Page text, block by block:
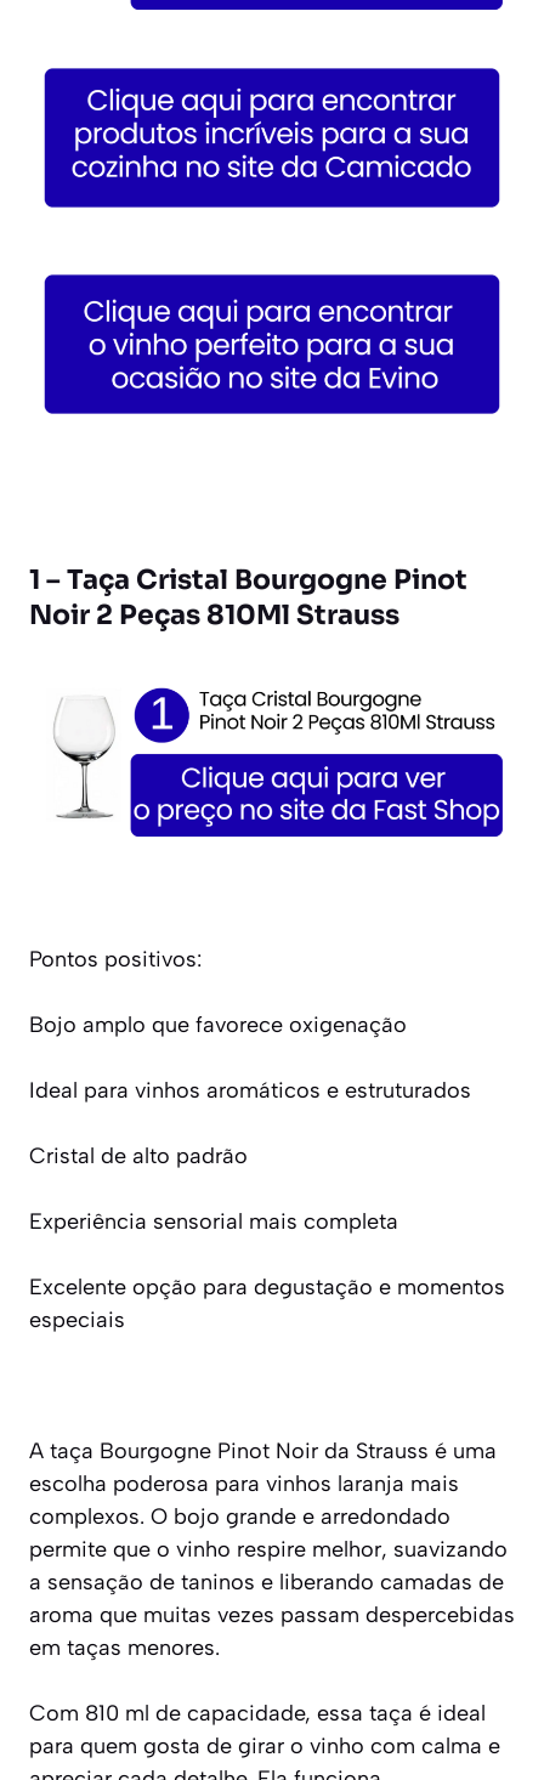
1 – Taça Cristal Bourgogne Pinot
Noir 2 Peças 810Ml Strauss
Pontos positivos:
Bojo amplo que favorece oxigenação
Ideal para vinhos aromáticos e estruturados
Cristal de alto padrão
Experiência sensorial mais completa
Excelente opção para degustação e momentos
especiais
A taça Bourgogne Pinot Noir da Strauss é uma
escolha poderosa para vinhos laranja mais
complexos. O bojo grande e arredondado
permite que o vinho respire melhor, suavizando
a sensação de taninos e liberando camadas de
aroma que muitas vezes passam despercebidas
em taças menores.
Com 810 ml de capacidade, essa taça é ideal
para quem gosta de girar o vinho com calma e